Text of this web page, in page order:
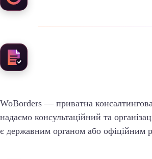
WoBorders — приватна
надаємо консультаційний та
є державним органом або офіційним